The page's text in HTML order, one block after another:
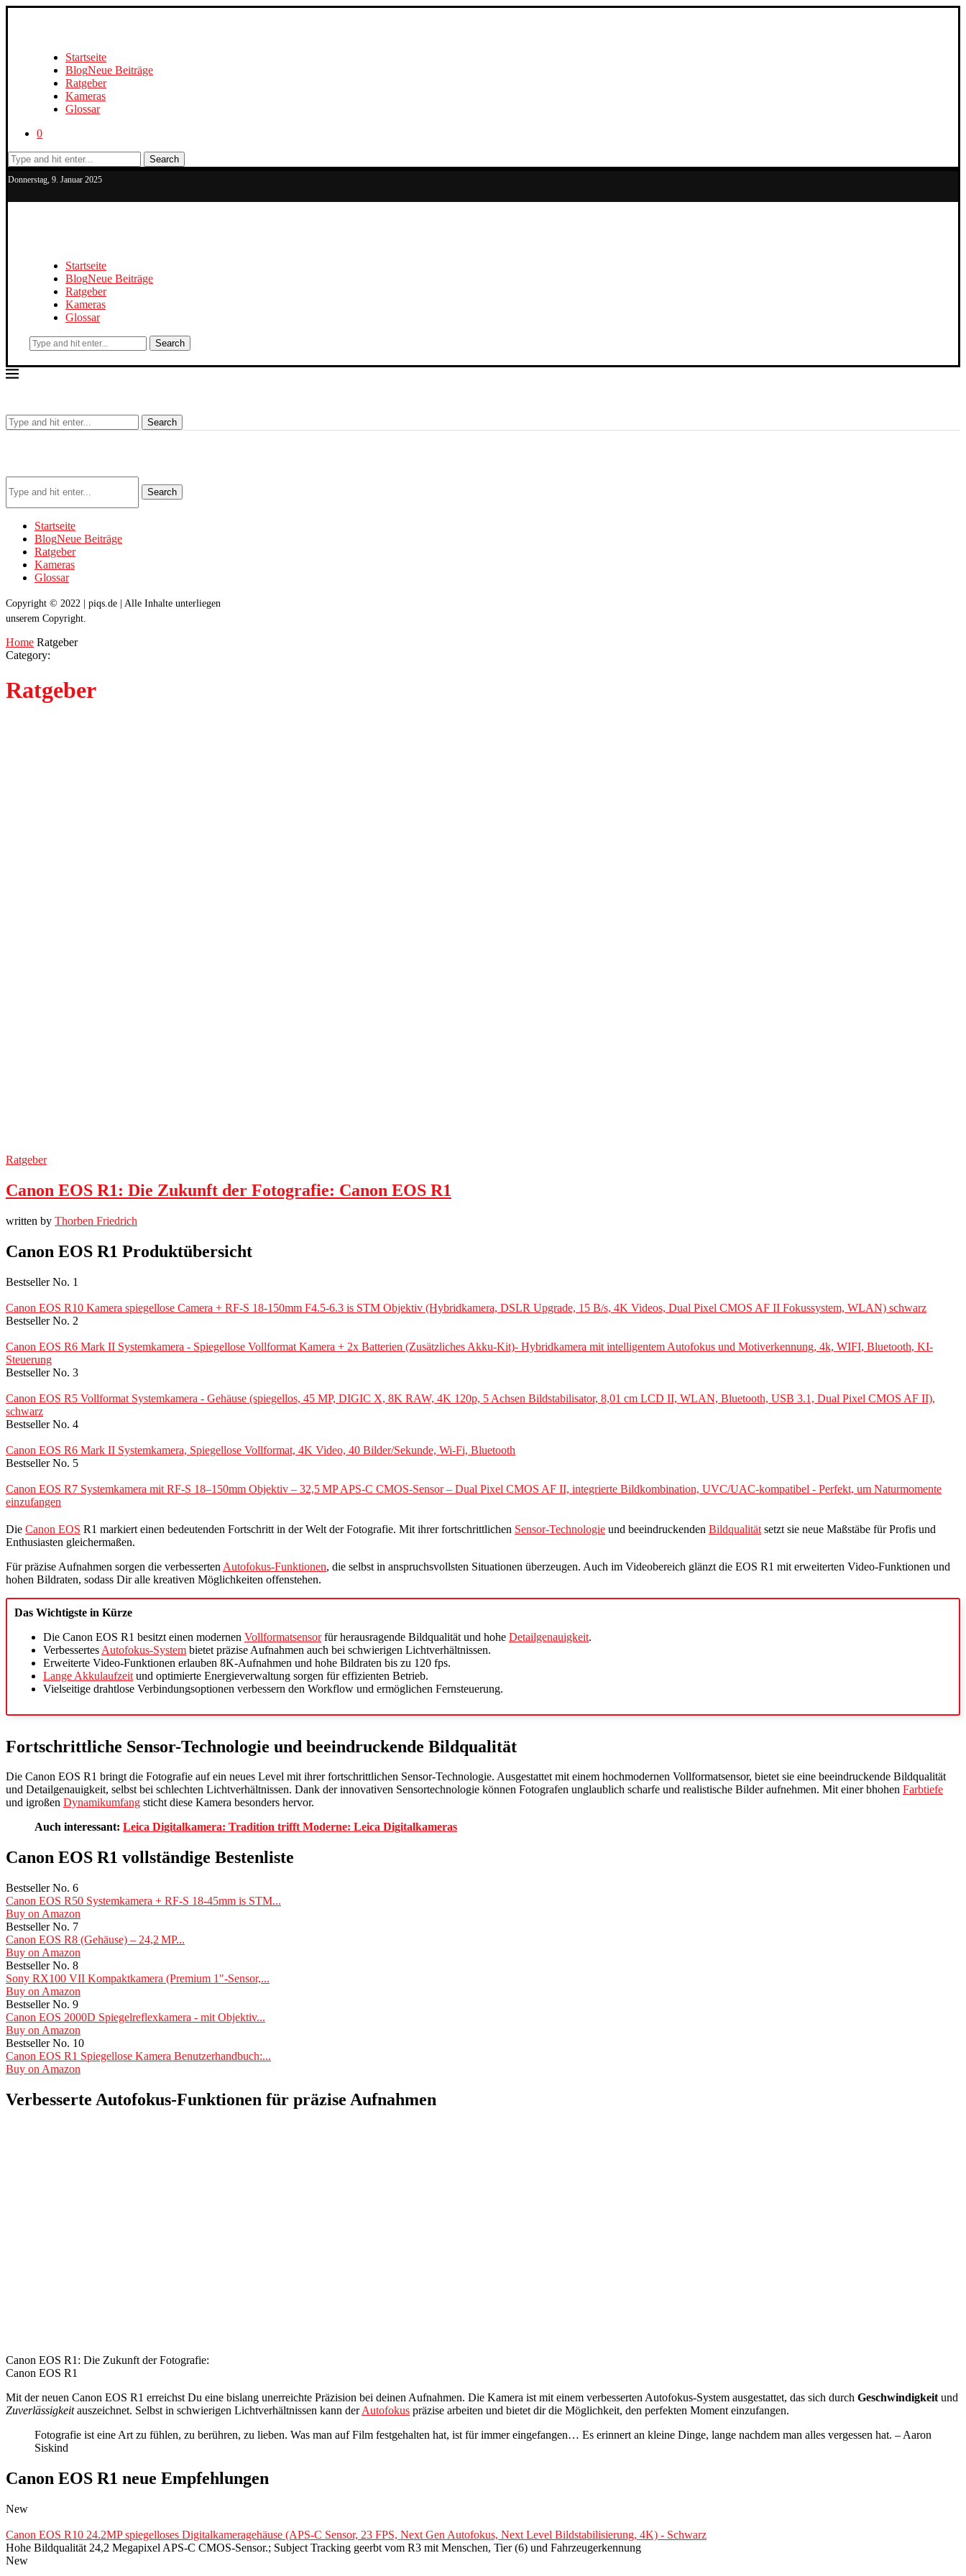
Startseite
BlogNeue Beiträge
Ratgeber
Kameras
Glossar
0
Search
Donnerstag, 9. Januar 2025
Startseite
BlogNeue Beiträge
Ratgeber
Kameras
Glossar
Search
Search
Search
Startseite
BlogNeue Beiträge
Ratgeber
Kameras
Glossar
Copyright © 2022 | piqs.de | Alle Inhalte unterliegen
unserem Copyright.
Home Ratgeber
Category:
Ratgeber
Ratgeber
Canon EOS R1: Die Zukunft der Fotografie: Canon EOS R1
written by Thorben Friedrich
Canon EOS R1 Produktübersicht
Bestseller No. 1
Canon EOS R10 Kamera spiegellose Camera + RF-S 18-150mm F4.5-6.3 is STM Objektiv (Hybridkamera, DSLR Upgrade, 15 B/s, 4K Videos, Dual Pixel CMOS AF II Fokussystem, WLAN) schwarz
Bestseller No. 2
Canon EOS R6 Mark II Systemkamera - Spiegellose Vollformat Kamera + 2x Batterien (Zusätzliches Akku-Kit)- Hybridkamera mit intelligentem Autofokus und Motiverkennung, 4k, WIFI, Bluetooth, KI-
Steuerung
Bestseller No. 3
Canon EOS R5 Vollformat Systemkamera - Gehäuse (spiegellos, 45 MP, DIGIC X, 8K RAW, 4K 120p, 5 Achsen Bildstabilisator, 8,01 cm LCD II, WLAN, Bluetooth, USB 3.1, Dual Pixel CMOS AF II),
schwarz
Bestseller No. 4
Canon EOS R6 Mark II Systemkamera, Spiegellose Vollformat, 4K Video, 40 Bilder/Sekunde, Wi-Fi, Bluetooth
Bestseller No. 5
Canon EOS R7 Systemkamera mit RF-S 18–150mm Objektiv – 32,5 MP APS-C CMOS-Sensor – Dual Pixel CMOS AF II, integrierte Bildkombination, UVC/UAC-kompatibel - Perfekt, um Naturmomente
einzufangen
Die Canon EOS R1 markiert einen bedeutenden Fortschritt in der Welt der Fotografie. Mit ihrer fortschrittlichen Sensor-Technologie und beeindruckenden Bildqualität setzt sie neue Maßstäbe für Profis und
Enthusiasten gleichermaßen.
Für präzise Aufnahmen sorgen die verbesserten Autofokus-Funktionen, die selbst in anspruchsvollsten Situationen überzeugen. Auch im Videobereich glänzt die EOS R1 mit erweiterten Video-Funktionen und
hohen Bildraten, sodass Dir alle kreativen Möglichkeiten offenstehen.
Das Wichtigste in Kürze
Die Canon EOS R1 besitzt einen modernen Vollformatsensorfür herausragende Bildqualität und hohe Detailgenauigkeit.
Verbessertes Autofokus-System bietet präzise Aufnahmen auch bei schwierigen Lichtverhältnissen.
Erweiterte Video-Funktionen erlauben 8K-Aufnahmen und hohe Bildraten bis zu 120 fps.
Lange Akkulaufzeit und optimierte Energieverwaltung sorgen für effizienten Betrieb.
Vielseitige drahtlose Verbindungsoptionen verbessern den Workflow und ermöglichen Fernsteuerung.
Fortschrittliche Sensor-Technologie und beeindruckende Bildqualität
Die Canon EOS R1 bringt die Fotografie auf ein neues Level mit ihrer fortschrittlichen Sensor-Technologie. Ausgestattet mit einem hochmodernen Vollformatsensor, bietet sie eine beeindruckende Bildqualität
und Detailgenauigkeit, selbst bei schlechten Lichtverhältnissen. Dank der innovativen Sensortechnologie können Fotografen unglaublich scharfe und realistische Bilder aufnehmen. Mit einer bhohen Farbtiefe
und igroßen Dynamikumfang sticht diese Kamera besonders hervor.
Auch interessant: Leica Digitalkamera: Tradition trifft Moderne: Leica Digitalkameras
Canon EOS R1 vollständige Bestenliste
Bestseller No. 6
Canon EOS R50 Systemkamera + RF-S 18-45mm is STM...
Buy on Amazon
Bestseller No. 7
Canon EOS R8 (Gehäuse) – 24,2 MP...
Buy on Amazon
Bestseller No. 8
Sony RX100 VII Kompaktkamera (Premium 1"-Sensor,...
Buy on Amazon
Bestseller No. 9
Canon EOS 2000D Spiegelreflexkamera - mit Objektiv...
Buy on Amazon
Bestseller No. 10
Canon EOS R1 Spiegellose Kamera Benutzerhandbuch:...
Buy on Amazon
Verbesserte Autofokus-Funktionen für präzise Aufnahmen
Canon EOS R1: Die Zukunft der Fotografie:
Canon EOS R1
Mit der neuen Canon EOS R1 erreichst Du eine bislang unerreichte Präzision bei deinen Aufnahmen. Die Kamera ist mit einem verbesserten Autofokus-System ausgestattet, das sich durch Geschwindigkeit und
Zuverlässigkeitauszeichnet. Selbst in schwierigen Lichtverhältnissen kann derAutofokus präzise arbeiten und bietet dir die Möglichkeit, den perfekten Moment einzufangen.
Fotografie ist eine Art zu fühlen, zu berühren, zu lieben. Was man auf Film festgehalten hat, ist für immer eingefangen… Es erinnert an kleine Dinge, lange nachdem man alles vergessen hat. – Aaron
Siskind
Canon EOS R1 neue Empfehlungen
New
Canon EOS R10 24.2MP spiegelloses Digitalkameragehäuse (APS-C Sensor, 23 FPS, Next Gen Autofokus, Next Level Bildstabilisierung, 4K) - Schwarz
Hohe Bildqualität 24,2 Megapixel APS-C CMOS-Sensor.; Subject Tracking geerbt vom R3 mit Menschen, Tier (6) und Fahrzeugerkennung
New